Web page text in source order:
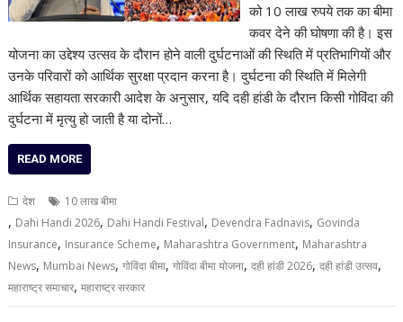
को 10 लाख रुपये तक का बीमा
कवर देने की घोषणा की है। इस
योजना का उद्देश्य उत्सव के दौरान होने वाली दुर्घटनाओं की स्थिति में प्रतिभागियों और
उनके परिवारों को आर्थिक सुरक्षा प्रदान करना है। दुर्घटना की स्थिति में मिलेगी
आर्थिक सहायता सरकारी आदेश के अनुसार, यदि दही हांडी के दौरान किसी गोविंदा की
दुर्घटना में मृत्यु हो जाती है या दोनों…
READ MORE
देश 10 लाख बीमा
, Dahi Handi 2026, Dahi Handi Festival, Devendra Fadnavis, Govinda
Insurance, Insurance Scheme, Maharashtra Government, Maharashtra
News, Mumbai News,गोविंदा बीमा,गोविंदा बीमा योजना,दही हांडी 2026,दही हांडी उत्सव,
महाराष्ट्र समाचार,महाराष्ट्र सरकार